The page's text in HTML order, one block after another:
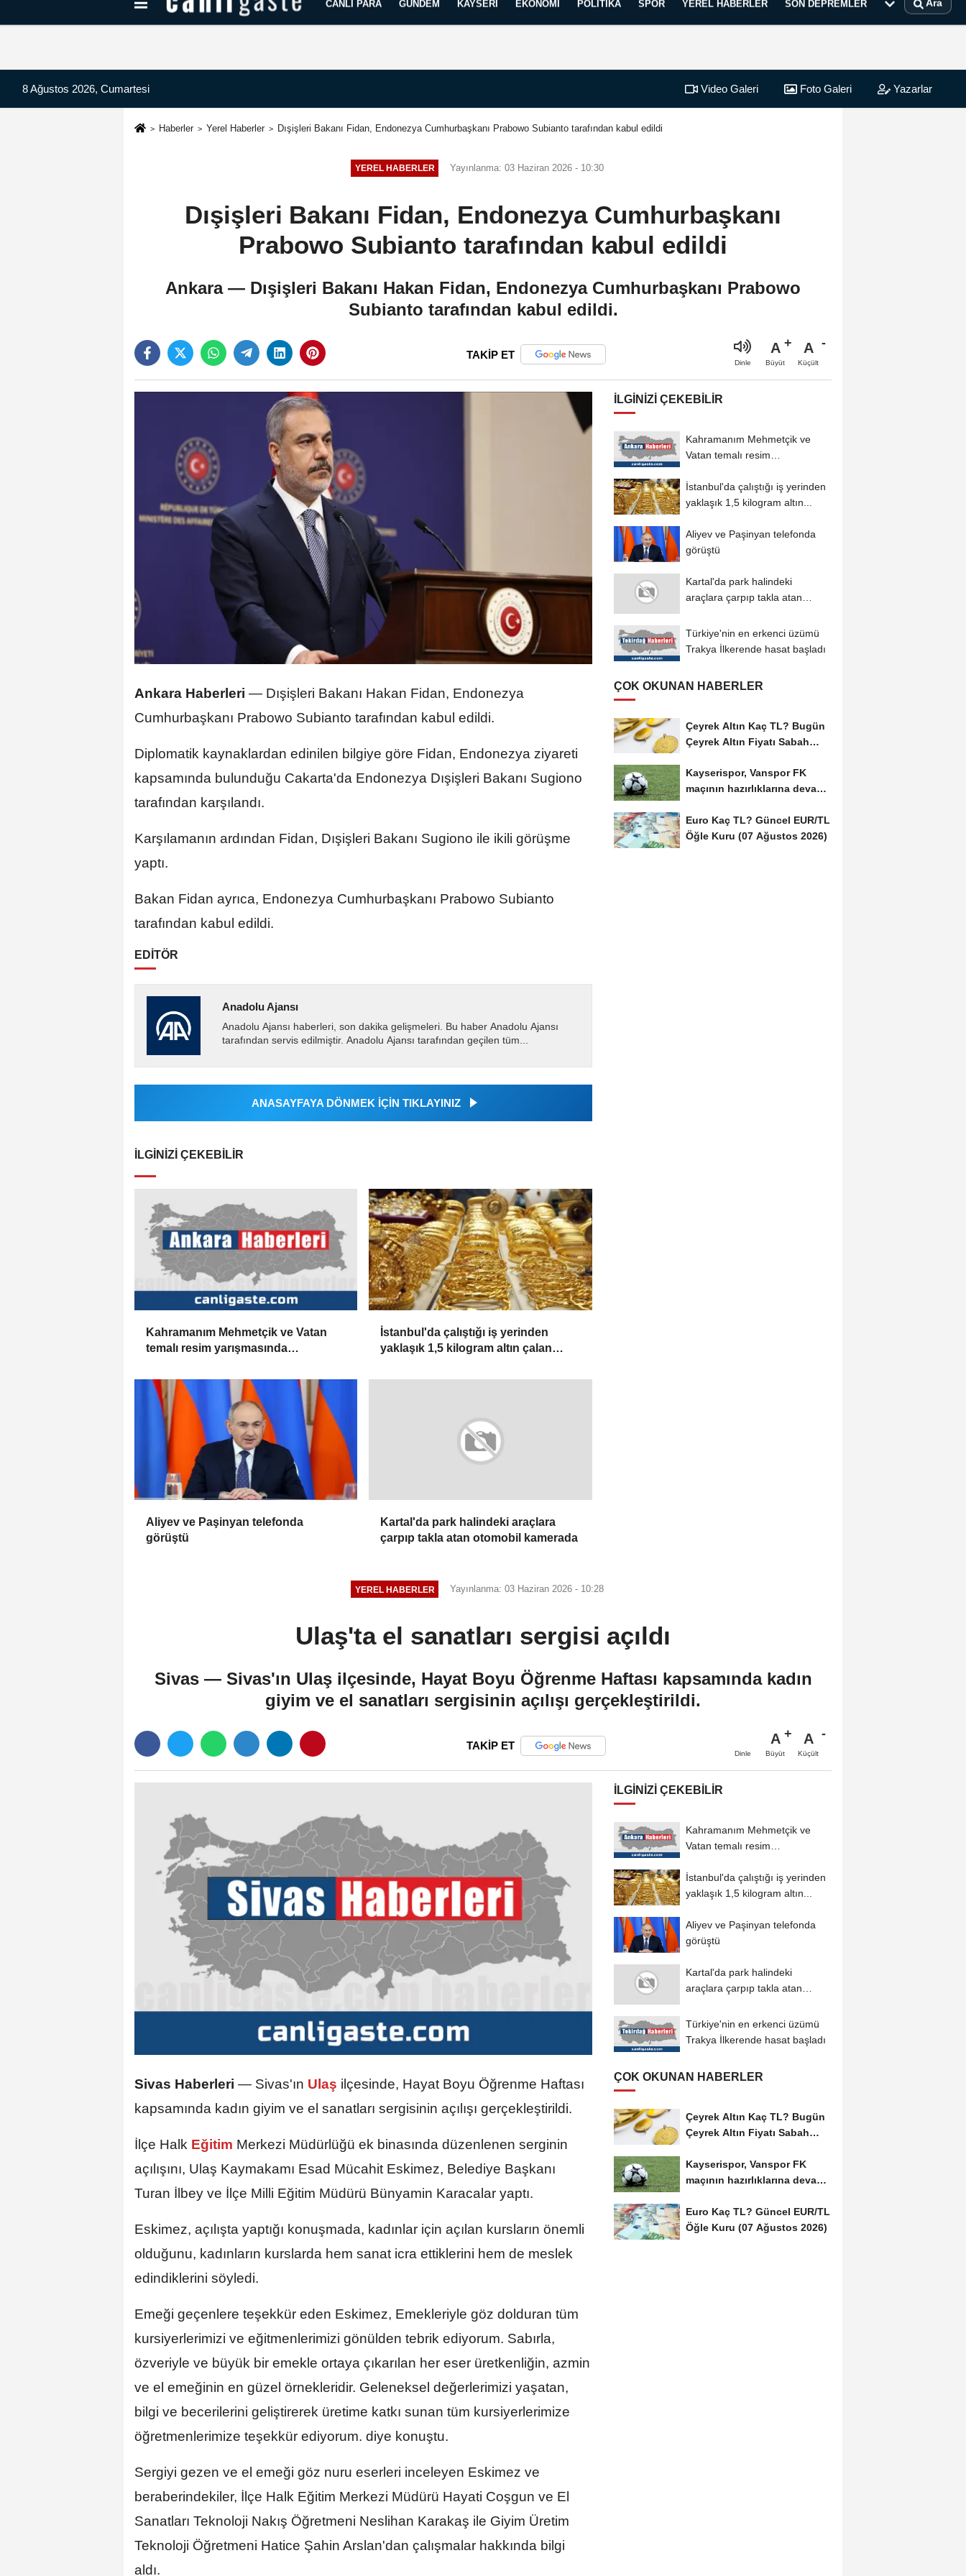
Kayseri Haberleri Can Radyo Dinle
CANLI PARA GÜNDEM KAYSERI EKONOMI POLITIKA SPOR YEREL HABERLER SON DEPREMLER Ara
8 Ağustos 2026, Cumartesi Video Galeri Foto Galeri Yazarlar
Haberler Yerel Haberler Dışişleri Bakanı Fidan, Endonezya Cumhurbaşkanı Prabowo Subianto tarafından kabul edildi
YEREL HABERLER Yayınlanma: 03 Haziran 2026 - 10:30
Dışişleri Bakanı Fidan, Endonezya Cumhurbaşkanı
Prabowo Subianto tarafından kabul edildi
Ankara — Dışişleri Bakanı Hakan Fidan, Endonezya Cumhurbaşkanı Prabowo
Subianto tarafından kabul edildi.
TAKİP ET
Dinle
A
Büyüt
A
Küçült
Ankara Haberleri — Dışişleri Bakanı Hakan Fidan, Endonezya
Cumhurbaşkanı Prabowo Subianto tarafından kabul edildi.
Diplomatik kaynaklardan edinilen bilgiye göre Fidan, Endonezya ziyareti
kapsamında bulunduğu Cakarta'da Endonezya Dışişleri Bakanı Sugiono
tarafından karşılandı.
Karşılamanın ardından Fidan, Dışişleri Bakanı Sugiono ile ikili görüşme
yaptı.
Bakan Fidan ayrıca, Endonezya Cumhurbaşkanı Prabowo Subianto​​​​​​​
tarafından kabul edildi.
EDİTÖR
Anadolu Ajansı
Anadolu Ajansı haberleri, son dakika gelişmeleri. Bu haber Anadolu Ajansı
tarafından servis edilmiştir. Anadolu Ajansı tarafından geçilen tüm...
ANASAYFAYA DÖNMEK İÇİN TIKLAYINIZ
İLGINIZI ÇEKEBILIR
Kahramanım Mehmetçik ve Vatan
temalı resim yarışmasında
açıldı
İstanbul'da çalıştığı iş yerinden
yaklaşık 1,5 kilogram altın çalan
Aliyev ve Paşinyan telefonda
görüştü
Kartal'da park halindeki araçlara
çarpıp takla atan otomobil kamerada
İLGINIZI ÇEKEBILIR
Kahramanım Mehmetçik ve
Vatan temalı resim
İstanbul'da çalıştığı iş yerinden
yaklaşık 1,5 kilogram altın...
Aliyev ve Paşinyan telefonda
görüştü
Kartal'da park halindeki
araçlara çarpıp takla atan
Türkiye'nin en erkenci üzümü
Trakya İlkerende hasat başladı
ÇOK OKUNAN HABERLER
Çeyrek Altın Kaç TL? Bugün
Çeyrek Altın Fiyatı Sabah
Kayserispor, Vanspor FK
maçının hazırlıklarına devam
Euro Kaç TL? Güncel EUR/TL
Öğle Kuru (07 Ağustos 2026)
YEREL HABERLER Yayınlanma: 03 Haziran 2026 - 10:28
Ulaş'ta el sanatları sergisi açıldı
Sivas — Sivas'ın Ulaş ilçesinde, Hayat Boyu Öğrenme Haftası kapsamında kadın
giyim ve el sanatları sergisinin açılışı gerçekleştirildi.
TAKİP ET
Dinle
A
Büyüt
A
Küçült
Sivas Haberleri — Sivas'ın Ulaş ilçesinde, Hayat Boyu Öğrenme Haftası
kapsamında kadın giyim ve el sanatları sergisinin açılışı gerçekleştirildi.
İlçe Halk Eğitim Merkezi Müdürlüğü ek binasında düzenlenen serginin
açılışını, Ulaş Kaymakamı Esad Mücahit Eskimez, Belediye Başkanı
Turan İlbey ve İlçe Milli Eğitim Müdürü Bünyamin Karacalar yaptı.
Eskimez, açılışta yaptığı konuşmada, kadınlar için açılan kursların önemli
olduğunu, kadınların kurslarda hem sanat icra ettiklerini hem de meslek
edindiklerini söyledi.
Emeği geçenlere teşekkür eden Eskimez, Emekleriyle göz dolduran tüm
kursiyerlerimizi ve eğitmenlerimizi gönülden tebrik ediyorum. Sabırla,
özveriyle ve büyük bir emekle ortaya çıkarılan her eser üretkenliğin, azmin
ve el emeğinin en güzel örnekleridir. Geleneksel değerlerimizi yaşatan,
bilgi ve becerilerini geliştirerek üretime katkı sunan tüm kursiyerlerimize
öğretmenlerimize teşekkür ediyorum. diye konuştu.
Sergiyi gezen ve el emeği göz nuru eserleri inceleyen Eskimez ve
beraberindekiler, İlçe Halk Eğitim Merkezi Müdürü Hayati Coşgun ve El
Sanatları Teknoloji Nakış Öğretmeni Neslihan Karakaş ile Giyim Üretim
Teknoloji Öğretmeni Hatice Şahin Arslan'dan çalışmalar hakkında bilgi
aldı.
İLGINIZI ÇEKEBILIR
Kahramanım Mehmetçik ve
Vatan temalı resim
İstanbul'da çalıştığı iş yerinden
yaklaşık 1,5 kilogram altın...
Aliyev ve Paşinyan telefonda
görüştü
Kartal'da park halindeki
araçlara çarpıp takla atan
Türkiye'nin en erkenci üzümü
Trakya İlkerende hasat başladı
ÇOK OKUNAN HABERLER
Çeyrek Altın Kaç TL? Bugün
Çeyrek Altın Fiyatı Sabah
Kayserispor, Vanspor FK
maçının hazırlıklarına devam
Euro Kaç TL? Güncel EUR/TL
Öğle Kuru (07 Ağustos 2026)